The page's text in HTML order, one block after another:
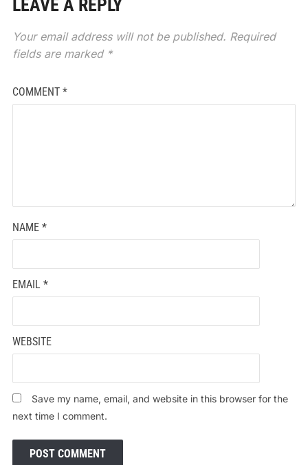
LEAVE A REPLY
Your email address will not be published. Required
fields are marked *
COMMENT *
NAME *
EMAIL *
WEBSITE
Save my name, email, and website in this browser for the
next time I comment.